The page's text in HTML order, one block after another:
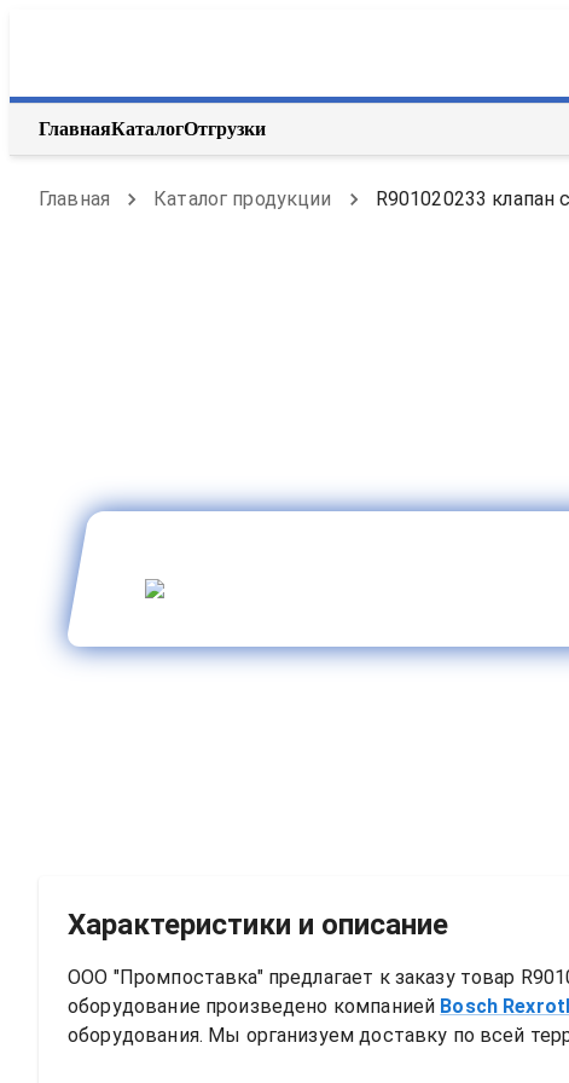
ГлавнаяКаталогОтгрузки
Главная Каталог продукции R901020233 клапан
Характеристики и описание
ООО "Промпоставка" предлагает к заказу товар
оборудование произведено компанией Bosch
оборудования. Мы организуем доставку по всей